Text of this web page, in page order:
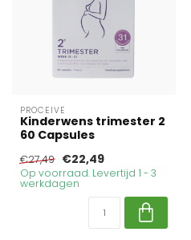
PROCEIVE
Kinderwens trimester 2
60 Capsules
€27,49 €22,49
Op voorraad. Levertijd 1 - 3
werkdagen